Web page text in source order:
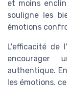
et moins
souligne les
émotions
L'efficacité de
encourager
authentique.
les émotions,